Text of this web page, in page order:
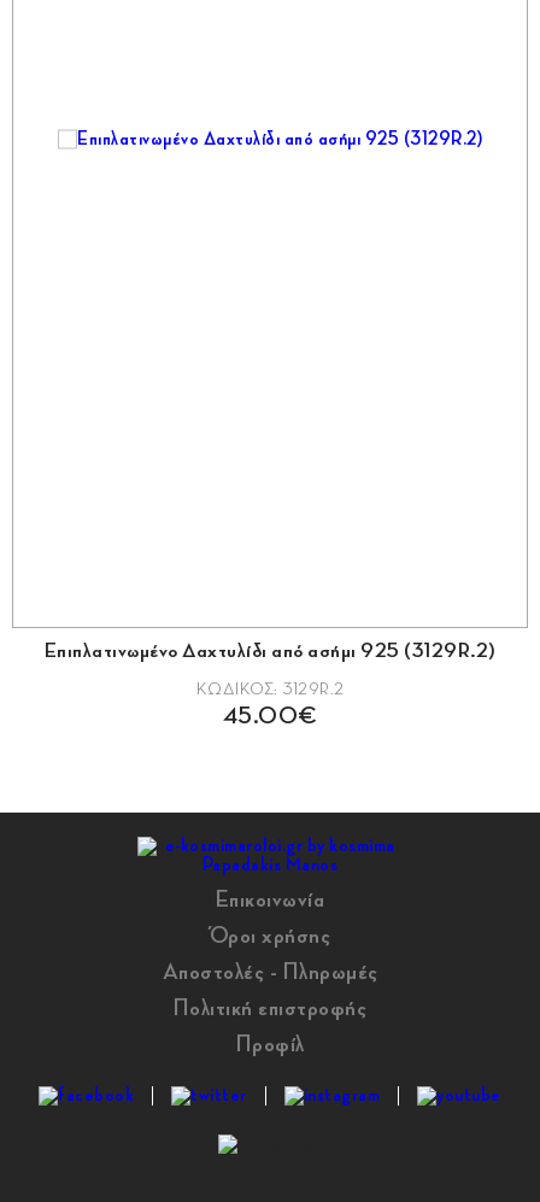
Επιπλατινωμένο Δαχτυλίδι από ασήμι 925 (3129R.2)
ΚΩΔΙΚΟΣ: 3129R.2
45.00€
Επικοινωνία
Όροι χρήσης
Αποστολές - Πληρωμές
Πολιτική επιστροφής
Προφίλ